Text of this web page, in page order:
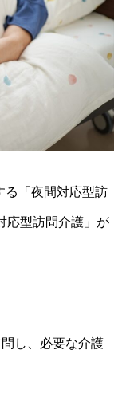
る「夜間対応型訪
応型訪問介護」が
し、必要な介護